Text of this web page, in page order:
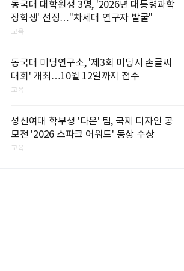
동국대 대학원생 3명, '2026년 대통령과학
장학생' 선정…"차세대 연구자 발굴"
교육
동국대 미당연구소, '제3회 미당시 손글씨
대회' 개최…10월 12일까지 접수
교육
성신여대 학부생 '다온' 팀, 국제 디자인 공
모전 '2026 스파크 어워드' 동상 수상
교육